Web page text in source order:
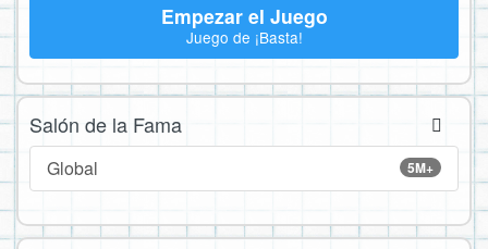
Empezar el Juego
Juego de ¡Basta!
Salón de la Fama
5M+
Global